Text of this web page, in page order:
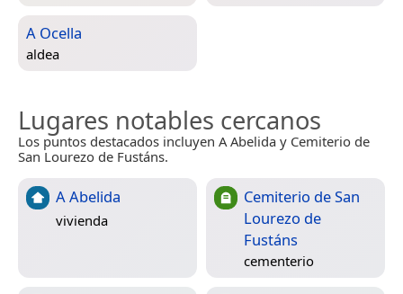
A Ocella
aldea
Lugares notables cercanos
Los puntos destacados incluyen A Abelida y Cemiterio de
San Lourezo de Fustáns.
A Abelida
vivienda
Cemiterio de San
Lourezo de
Fustáns
cementerio